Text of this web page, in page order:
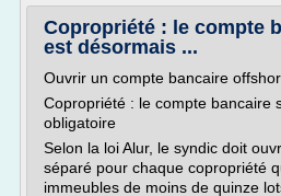
Copropriété : le compte
est désormais ...
Ouvrir un compte bancaire
Copropriété : le compte bancaire
obligatoire
Selon la loi Alur, le syndic doit
séparé pour chaque copropriété
immeubles de moins de quinze